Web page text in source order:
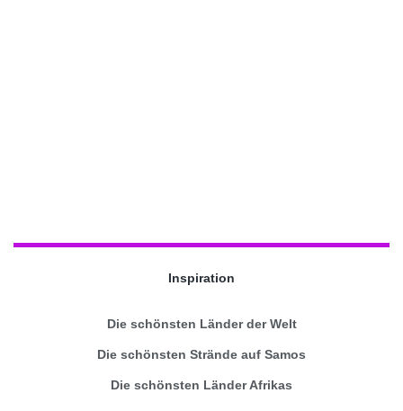
Inspiration
Die schönsten Länder der Welt
Die schönsten Strände auf Samos
Die schönsten Länder Afrikas